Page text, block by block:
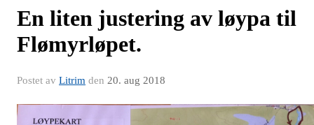
En liten justering av løypa til
Flømyrløpet.
Postet av Litrim den 20. aug 2018